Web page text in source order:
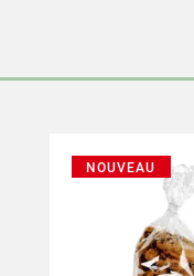
NOUVEAU